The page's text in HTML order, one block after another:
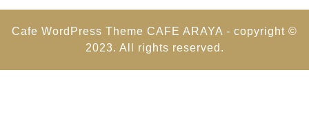
Cafe WordPress Theme CAFE ARAYA - copyright ©
2023. All rights reserved.